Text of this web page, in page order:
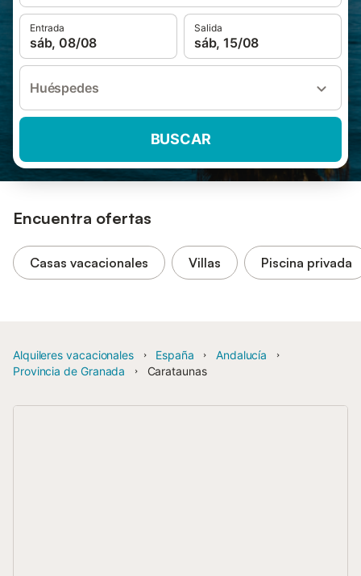
Entrada
sáb, 08/08
Salida
sáb, 15/08
Huéspedes
BUSCAR
Encuentra ofertas
Casas vacacionales Villas Piscina privada
Alquileres vacacionales España
Andalucía
Provincia de Granada
Carataunas